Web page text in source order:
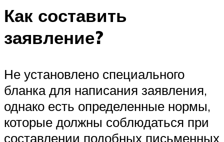
Как составить
заявление?
Не установлено специального
бланка для написания заявления,
однако есть определенные нормы,
которые должны соблюдаться при
составлении подобных письменных